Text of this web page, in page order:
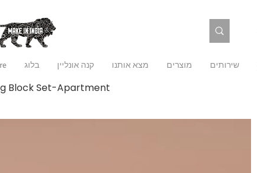
שירותים מוצרים מצא אותנו קנה אונליין בלוג
Block Set-Apartment